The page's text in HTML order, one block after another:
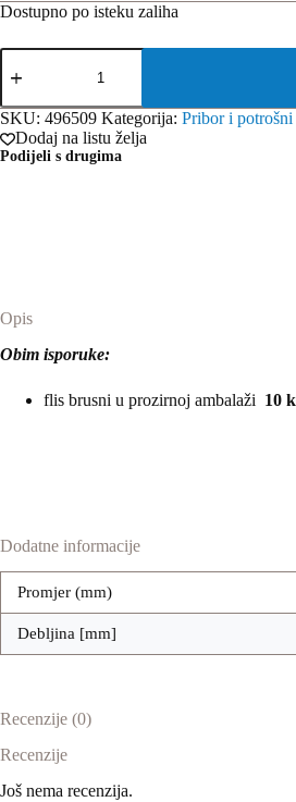
Dostupno po isteku zaliha
Festool
flis
STF
D150
bijeli
VL/10
SKU: 496509 Kategorija: Pribor i
Dodaj na listu želja
Podijeli s drugima
Opis
Obim isporuke:
flis brusni u prozirnoj ambalaži 10
Dodatne informacije
Promjer (mm)
Debljina [mm]
Recenzije (0)
Recenzije
Još nema recenzija.